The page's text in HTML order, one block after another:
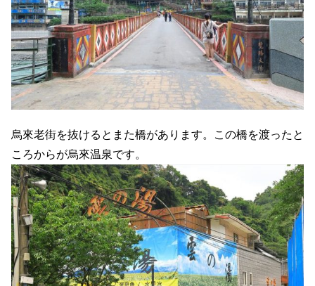
烏來老街を抜けるとまた橋があります。この橋を渡ったと
ころからが烏來温泉です。